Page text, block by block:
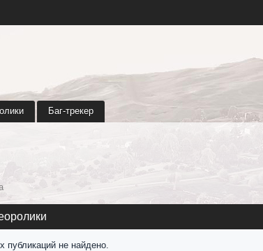
Баг-трекер
публикаций не найдено.